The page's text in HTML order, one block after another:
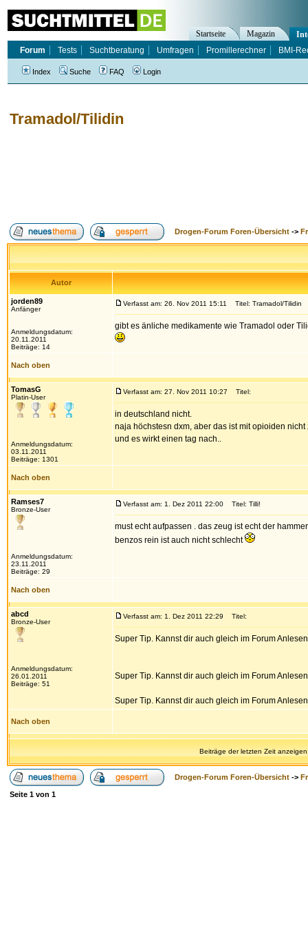
Tramadol/Tilidin
Drogen-Forum Foren-Übersicht ->
Autor
jorden89
Anfänger
Anmeldungsdatum:
20.11.2011
Beiträge: 14
Verfasst am: 26. Nov 2011 15:11 Titel: Tramadol/Tilidin
gibt es änliche medikamente wie Tramadol oder
Nach oben
TomasG
Platin-User
Anmeldungsdatum:
03.11.2011
Beiträge: 1301
Verfasst am: 27. Nov 2011 10:27 Titel:
in deutschland nicht.
naja höchstesn dxm, aber das ist mit opioiden
und es wirkt einen tag nach..
Nach oben
Ramses7
Bronze-User
Anmeldungsdatum:
23.11.2011
Beiträge: 29
Verfasst am: 1. Dez 2011 22:00 Titel: Tilli!
must echt aufpassen . das zeug ist echt der
benzos rein ist auch nicht schlecht
Nach oben
abcd
Bronze-User
Anmeldungsdatum:
26.01.2011
Beiträge: 51
Verfasst am: 1. Dez 2011 22:29 Titel:
Super Tip. Kannst dir auch gleich im Forum
Super Tip. Kannst dir auch gleich im Forum
Super Tip. Kannst dir auch gleich im Forum
Nach oben
Beiträge der letzten Zeit
Drogen-Forum Foren-Übersicht ->
Seite 1 von 1
Startseite Magazin
Forum
Tests Suchtberatung Umfragen Promillerechner BMI-
Index Suche FAQ Login